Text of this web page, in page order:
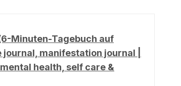
Minuten-Tagebuch auf
manifestation journal |
health, self care &